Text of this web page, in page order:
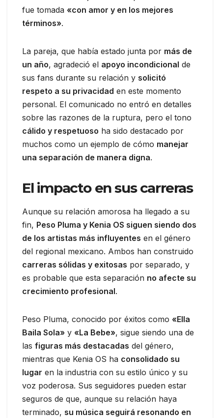
fue tomada «con amor y en los mejores
términos».
La pareja, que había estado junta por más de
un año, agradeció el apoyo incondicional de
sus fans durante su relación y solicitó
respeto a su privacidad en este momento
personal. El comunicado no entró en detalles
sobre las razones de la ruptura, pero el tono
cálido y respetuoso ha sido destacado por
muchos como un ejemplo de cómo manejar
una separación de manera digna.
El impacto en sus carreras
Aunque su relación amorosa ha llegado a su
fin, Peso Pluma y Kenia OS siguen siendo dos
de los artistas más influyentes en el género
del regional mexicano. Ambos han construido
carreras sólidas y exitosas por separado, y
es probable que esta separación no afecte su
crecimiento profesional.
Peso Pluma, conocido por éxitos como «Ella
Baila Sola» y «La Bebe», sigue siendo una de
las figuras más destacadas del género,
mientras que Kenia OS ha consolidado su
lugar en la industria con su estilo único y su
voz poderosa. Sus seguidores pueden estar
seguros de que, aunque su relación haya
terminado, su música seguirá resonando en